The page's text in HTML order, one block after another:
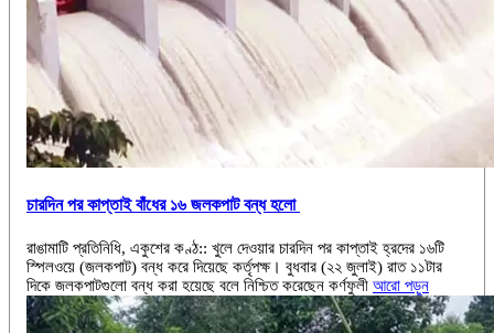
চারদিন পর কাপ্তাই বাঁধের ১৬ জলকপাট বন্ধ হলো
রাঙামাটি প্রতিনিধি, একুশের কণ্ঠ:: খুলে দেওয়ার চারদিন পর কাপ্তাই হ্রদের ১৬টি
স্পিলওয়ে (জলকপাট) বন্ধ করে দিয়েছে কর্তৃপক্ষ। বুধবার (২২ জুলাই) রাত ১১টার
দিকে জলকপাটগুলো বন্ধ করা হয়েছে বলে নিশ্চিত করেছেন কর্ণফুলী আরো পড়ুন